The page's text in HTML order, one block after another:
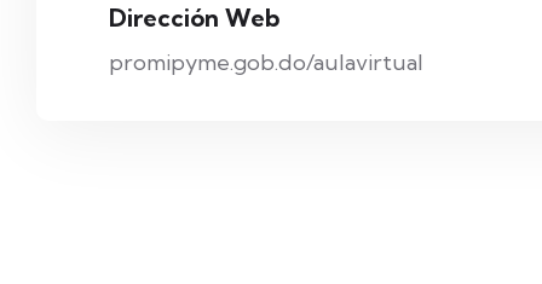
Dirección Web
promipyme.gob.do/aulavirtual